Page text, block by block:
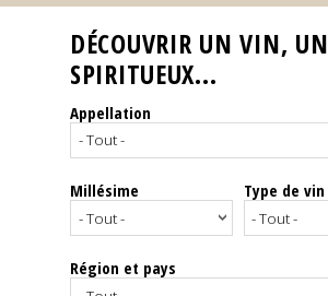
Reportages
Nos
Spiritueux
Notes
dégustation
DÉCOUVRIR UN VIN, UN
SPIRITUEUX...
Appellation
Millésime Type de vin
Région et pays